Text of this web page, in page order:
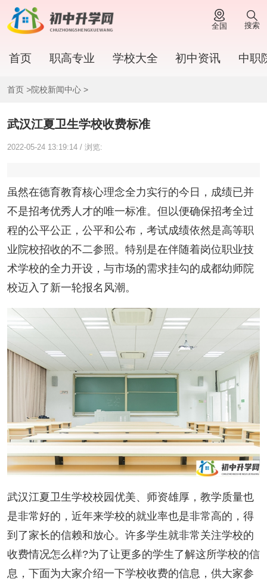
全国 搜索
首页 职高专业 学校大全 初中资讯 中职
首页 >院校新闻中心>
武汉江夏卫生学校收费标准
2022-05-24 13:19:14 / 浏览:
虽然在德育教育核心理念全力实行的今日，成绩已并
不是招考优秀人才的唯一标准。但以便确保招考全过
程的公平公正，公平和公布，考试成绩依然是高等职
业院校招收的不二参照。特别是在伴随着岗位职业技
术学校的全力开设，与市场的需求挂勾的成都幼师院
校迈入了新一轮报名风潮。
武汉江夏卫生学校校园优美、师资雄厚，教学质量也
是非常好的，近年来学校的就业率也是非常高的，得
到了家长的信赖和放心。许多学生就非常关注学校的
收费情况怎么样?为了让更多的学生了解这所学校的信
息，下面为大家介绍一下学校收费的信息，供大家参